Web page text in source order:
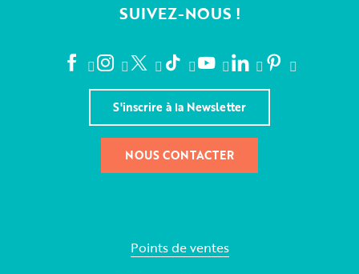
SUIVEZ-NOUS !
S'inscrire à la Newsletter
NOUS CONTACTER
Points de ventes